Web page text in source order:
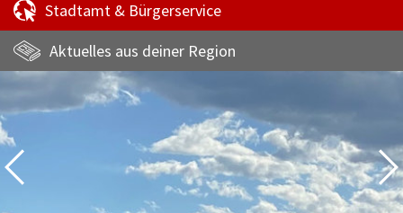
Stadtamt & Bürgerservice
Aktuelles aus deiner Region